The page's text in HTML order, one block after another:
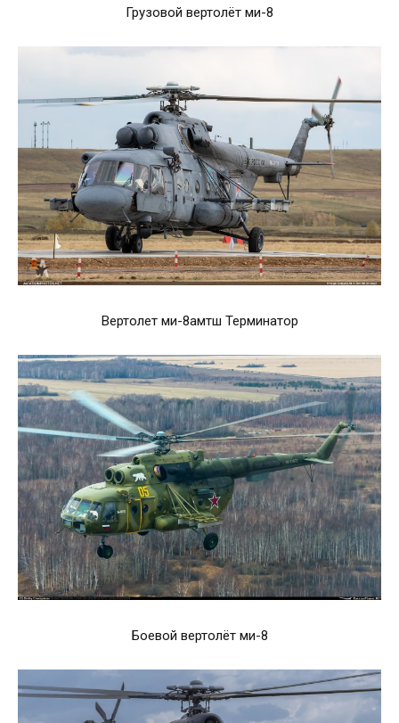
Грузовой вертолёт ми-8
Вертолет ми-8амтш Терминатор
Боевой вертолёт ми-8